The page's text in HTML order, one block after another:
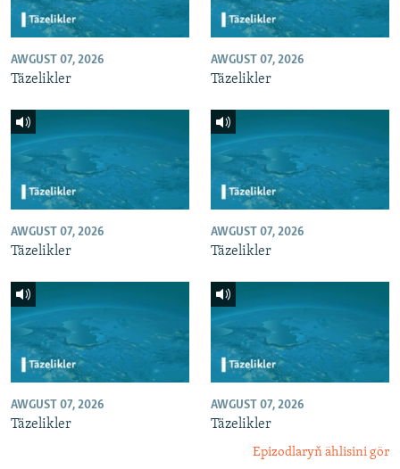
AWGUST 07, 2026
Täzelikler
AWGUST 07, 2026
Täzelikler
AWGUST 07, 2026
Täzelikler
AWGUST 07, 2026
Täzelikler
AWGUST 07, 2026
Täzelikler
AWGUST 07, 2026
Täzelikler
Epizodlaryň ählisini gör